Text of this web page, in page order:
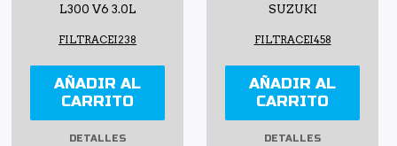
L300 V6 3.0L
FILTRACEI238
AÑADIR AL
CARRITO
DETALLES
SUZUKI
FILTRACEI458
AÑADIR AL
CARRITO
DETALLES